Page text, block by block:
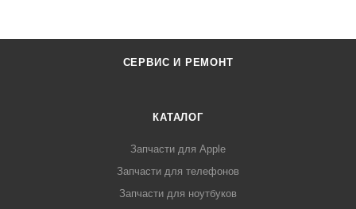
СЕРВИС И РЕМОНТ
КАТАЛОГ
Запчасти для Apple
Запчасти для телефонов
Запчасти для ноутбуков